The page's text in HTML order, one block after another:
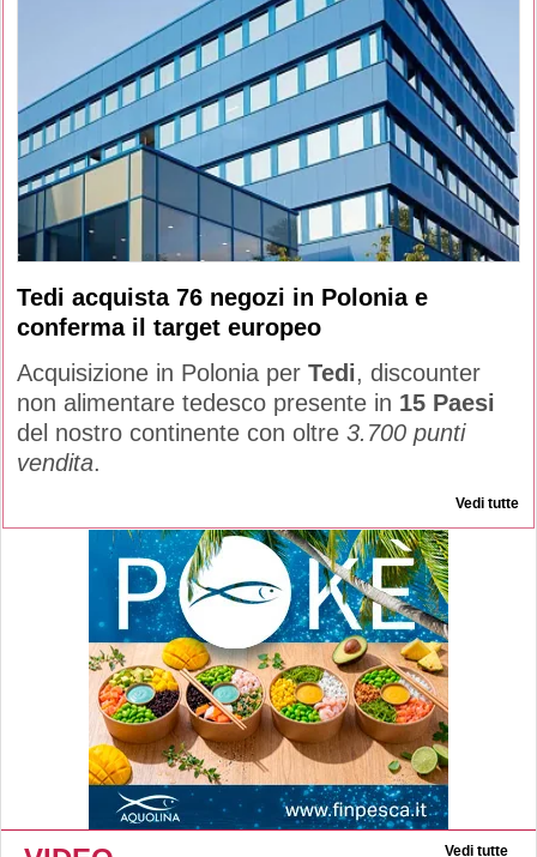
Tedi acquista 76 negozi in Polonia e
conferma il target europeo
Acquisizione in Polonia per Tedi, discounter
non alimentare tedesco presente in 15 Paesi
del nostro continente con oltre 3.700 punti
vendita.
Vedi tutte
Vedi tutte